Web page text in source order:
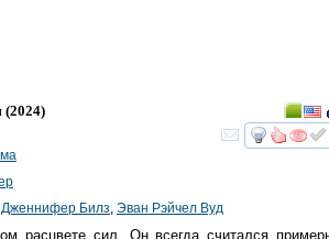
(2024)
Дженнифер Билз, Эван Рэйчел Вуд
расцвете сил. Он всегда считался